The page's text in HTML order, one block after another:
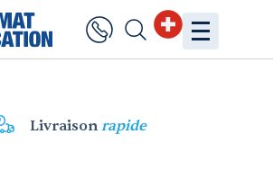
Livraisonrapide